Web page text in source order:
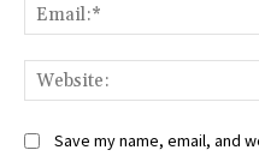
Save my name, email, and